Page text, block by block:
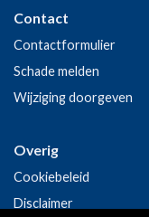
Contact
Contactformulier
Schade melden
Wijziging doorgeven
Overig
Cookiebeleid
Disclaimer